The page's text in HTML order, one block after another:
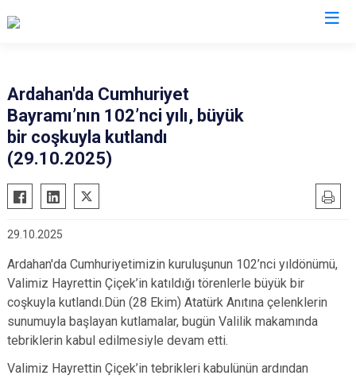
Ardahan'da Cumhuriyet
Bayramı’nın 102’nci yılı, büyük
bir coşkuyla kutlandı
(29.10.2025)
29.10.2025
Ardahan'da Cumhuriyetimizin kuruluşunun 102’nci yıldönümü,
Valimiz Hayrettin Çiçek’in katıldığı törenlerle büyük bir
coşkuyla kutlandı.Dün (28 Ekim) Atatürk Anıtına çelenklerin
sunumuyla başlayan kutlamalar, bugün Valilik makamında
tebriklerin kabul edilmesiyle devam etti.
Valimiz Hayrettin Çiçek’in tebrikleri kabulünün ardından